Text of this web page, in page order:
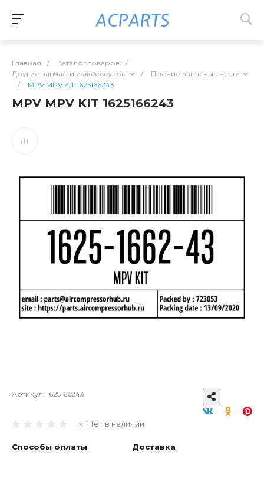
Главная / Каталог товаров
/
Другие запчасти и аксессуары
/
Прочие запасные части
/
MPV MPV KIT 1625166243
MPV MPV KIT 1625166243
Артикул: 1625166243
Нет в наличии
Способы оплаты Доставка